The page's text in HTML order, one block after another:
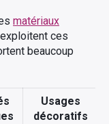
matériaux
ces
beaucoup
Usages
décoratifs